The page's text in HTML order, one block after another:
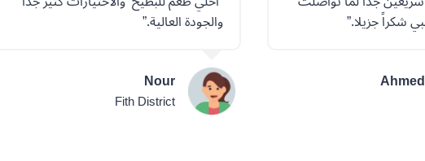
جزيلا.” والجودة العالية.”
Nour
Fith District